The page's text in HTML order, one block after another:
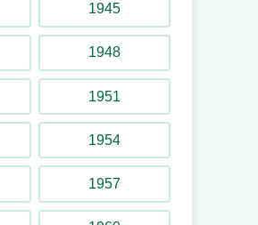
1945
1948
1951
1954
1957